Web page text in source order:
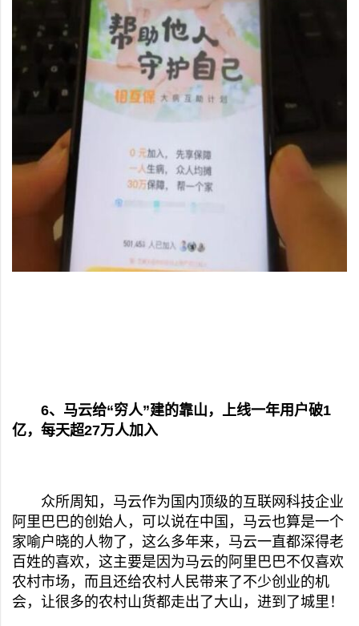
6、马云给“穷人”建的靠山，上线一年用户破1
亿，每天超27万人加入
众所周知，马云作为国内顶级的互联网科技企业
阿里巴巴的创始人，可以说在中国，马云也算是一个
家喻户晓的人物了，这么多年来，马云一直都深得老
百姓的喜欢，这主要是因为马云的阿里巴巴不仅喜欢
农村市场，而且还给农村人民带来了不少创业的机
会，让很多的农村山货都走出了大山，进到了城里！